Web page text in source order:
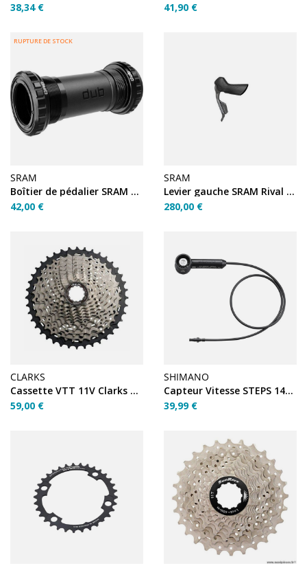
38,34 €
41,90 €
RUPTURE DE STOCK
SRAM
Boîtier de pédalier SRAM DUB BSA Road Wide
42,00 €
SRAM
Levier gauche SRAM Rival E1 (durite 950 mm)
280,00 €
CLARKS
Cassette VTT 11V Clarks C-11SC 11-42
59,00 €
SHIMANO
Capteur Vitesse STEPS 1400 mm – EW-SS301
39,99 €